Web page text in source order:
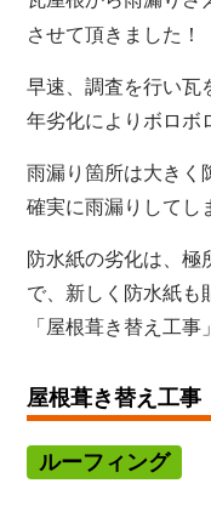
させて頂きました！
早速、調査を行い瓦
年劣化によりボロボ
雨漏り箇所は大きく
確実に雨漏りしてし
防水紙の劣化は、極
で、新しく防水紙も
「屋根葺き替え工事
屋根葺き替え工事
ルーフィング